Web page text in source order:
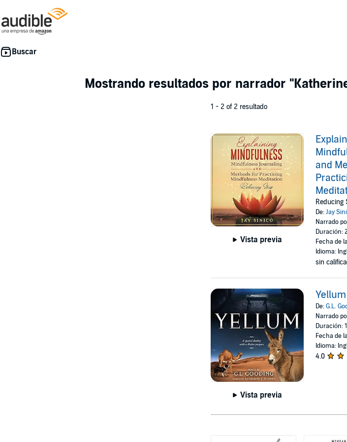
Mostrando resultados por narrador
1 - 2 of 2 resultado
Vista previa
and
Reducing
De:Jay
Narrado
Duración:
Fecha de
Idioma:
sin
Vista previa
Yellum
De:G.L.
Narrado
Duración:
Fecha de
Idioma:
4.0